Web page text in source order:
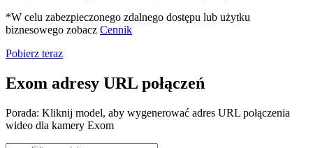
*W celu zabezpieczonego zdalnego dostępu lub użytku
biznesowego zobacz Cennik
Pobierz teraz
Exom adresy URL połączeń
Porada: Kliknij model, aby wygenerować adres URL połączenia
wideo dla kamery Exom